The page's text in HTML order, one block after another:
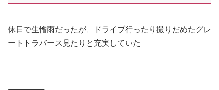
休日で生憎雨だったが、ドライブ行ったり撮りだめたグレ
ートトラバース見たりと充実していた